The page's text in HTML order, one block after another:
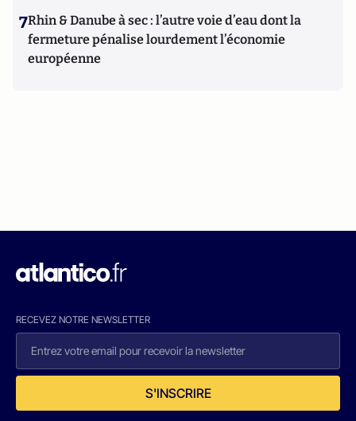
7Rhin & Danube à sec : l’autre voie d’eau dont la
fermeture pénalise lourdement l’économie
européenne
RECEVEZ NOTRE NEWSLETTER
S'INSCRIRE